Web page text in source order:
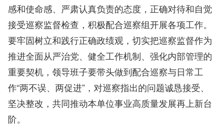
感和使命感、严肃认真负责的态度，正确对待和自觉
接受巡察监督检查，积极配合巡察组开展各项工作。
要牢固树立和践行正确政绩观，切实把巡察监督作为
推进全面从严治党、健全工作机制、强化内部管理的
重要契机，领导班子要带头做到配合巡察与日常工
作“两不误、两促进”，对巡察指出的问题诚恳接受、
坚决整改，共同推动本单位事业高质量发展再上新台
阶。